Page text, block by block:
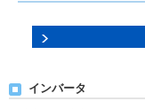
インバータ